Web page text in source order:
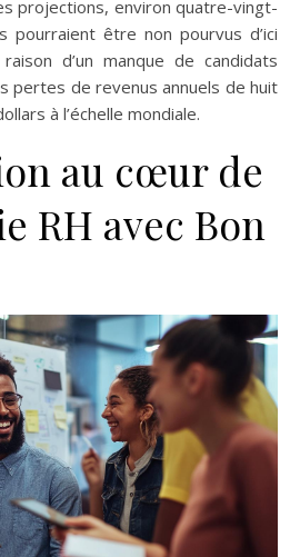
projections, environ quatre-vingt-
pourraient être non pourvus d’ici
d’un manque de candidats
pertes de revenus annuels de huit
à l’échelle mondiale.
au cœur de
RH avec Bon